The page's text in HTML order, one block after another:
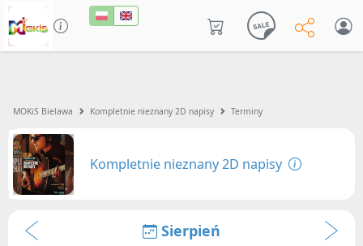
MOKiS Bielawa Kompletnie nieznany 2D napisy Terminy
Kompletnie nieznany 2D napisy
Sierpień